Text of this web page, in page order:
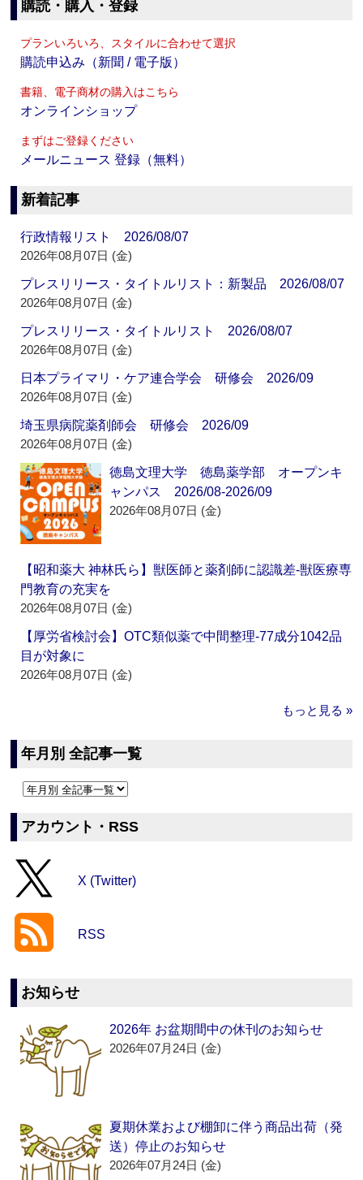
購読・購入・登録
プランいろいろ、スタイルに合わせて選択
購読申込み（新聞 / 電子版）
書籍、電子商材の購入はこちら
オンラインショップ
まずはご登録ください
メールニュース 登録（無料）
新着記事
行政情報リスト 2026/08/07
2026年08月07日 (金)
プレスリリース・タイトルリスト：新製品 2026/08/07
2026年08月07日 (金)
プレスリリース・タイトルリスト 2026/08/07
2026年08月07日 (金)
日本プライマリ・ケア連合学会 研修会 2026/09
2026年08月07日 (金)
埼玉県病院薬剤師会 研修会 2026/09
2026年08月07日 (金)
徳島文理大学 徳島薬学部 オープンキ
ャンパス 2026/08-2026/09
2026年08月07日 (金)
【昭和薬大 神林氏ら】獣医師と薬剤師に認識差‐獣医療専
門教育の充実を
2026年08月07日 (金)
【厚労省検討会】OTC類似薬で中間整理‐77成分1042品
目が対象に
2026年08月07日 (金)
もっと見る »
年月別 全記事一覧
アカウント・RSS
X (Twitter)
RSS
お知らせ
2026年 お盆期間中の休刊のお知らせ
2026年07月24日 (金)
夏期休業および棚卸に伴う商品出荷（発
送）停止のお知らせ
2026年07月24日 (金)